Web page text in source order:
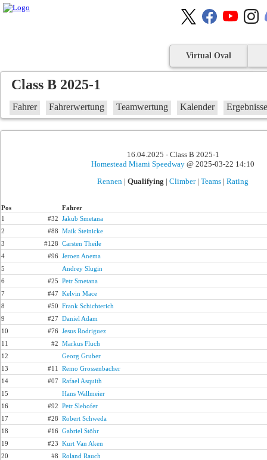
Virtual Oval
Class B 2025-1
Fahrer Fahrerwertung Teamwertung Kalender Ergebnisse
16.04.2025 - Class B 2025-1
Homestead Miami Speedway @ 2025-03-22 14:10
Rennen |Qualifying |Climber|Teams |Rating
Pos
Fahrer
1
#32 Jakub Smetana
2
#88 Maik Steinicke
3
#128 Carsten Theile
4
#96 Jeroen Anema
5
Andrey Slugin
6
#25 Petr Smetana
7
#47 Kelvin Mace
8
#50 Frank Schichterich
9
#27 Daniel Adam
10
#76 Jesus Rodriguez
11
#2 Markus Fluch
12
Georg Gruber
13
#11
Remo Grossenbacher
14
#07 Rafael Asquith
15
Hans Wallmeier
16
#92 Petr Slehofer
17
#28 Robert Schweda
18
#16 Gabriel Stöhr
19
#23 Kurt Van Aken
20
#8 Roland Rauch